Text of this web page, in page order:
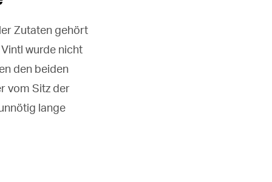
Zutaten gehört
wurde nicht
den beiden
vom Sitz der
lange